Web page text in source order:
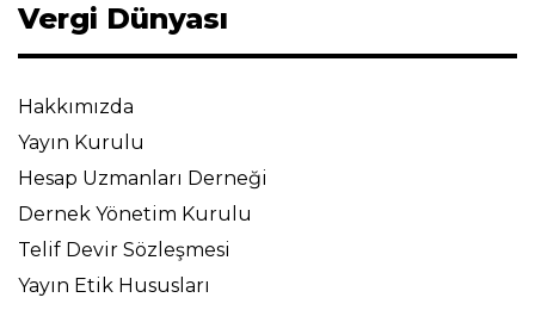
Vergi Dünyası
Hakkımızda
Yayın Kurulu
Hesap Uzmanları Derneği
Dernek Yönetim Kurulu
Telif Devir Sözleşmesi
Yayın Etik Hususları